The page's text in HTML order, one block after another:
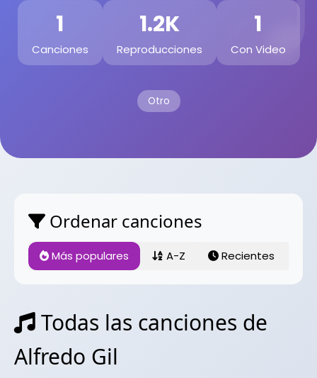
1
Canciones
1.2K
Reproducciones
1
Con Video
Otro
Ordenar canciones
Más populares A-Z Recientes
Todas las canciones de
Alfredo Gil